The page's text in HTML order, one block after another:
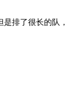
排了很长的队，